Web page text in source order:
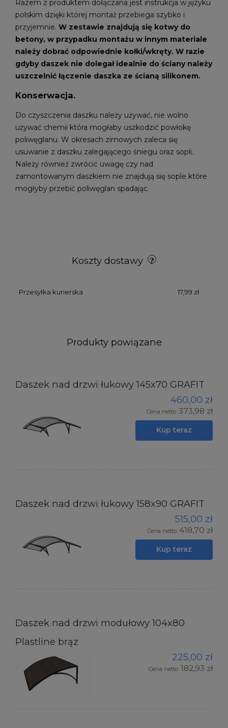
Razem z produktem dołączana jest instrukcja w języku
polskim dzięki której montaż przebiega szybko i
przyjemnie. W zestawie znajdują się kotwy do
betony, w przypadku montażu w innym materiale
należy dobrać odpowiednie kołki/wkręty. W razie
gdyby daszek nie dolegał idealnie do ściany należy
uszczelnić łączenie daszka ze ścianą silikonem.
Konserwacja.
Do czyszczenia daszku należy używać, nie wolno
używać chemii która mogłaby uszkodzić powłokę
poliwęglanu. W okresach zimowych zaleca się
usuwanie z daszku zalegającego śniegu oraz sopli.
Należy również zwrócić uwagę czy nad
zamontowanym daszkiem nie znajdują się sople które
mogłyby przebić poliwęglan spadając.
Koszty dostawy
Przesyłka kurierska 17,99 zł
Produkty powiązane
Daszek nad drzwi łukowy 145x70 GRAFIT
460,00 zł
Cena netto: 373,98 zł
Kup teraz
Daszek nad drzwi łukowy 158x90 GRAFIT
515,00 zł
Cena netto: 418,70 zł
Kup teraz
Daszek nad drzwi modułowy 104x80
Plastline brąz
225,00 zł
Cena netto: 182,93 zł